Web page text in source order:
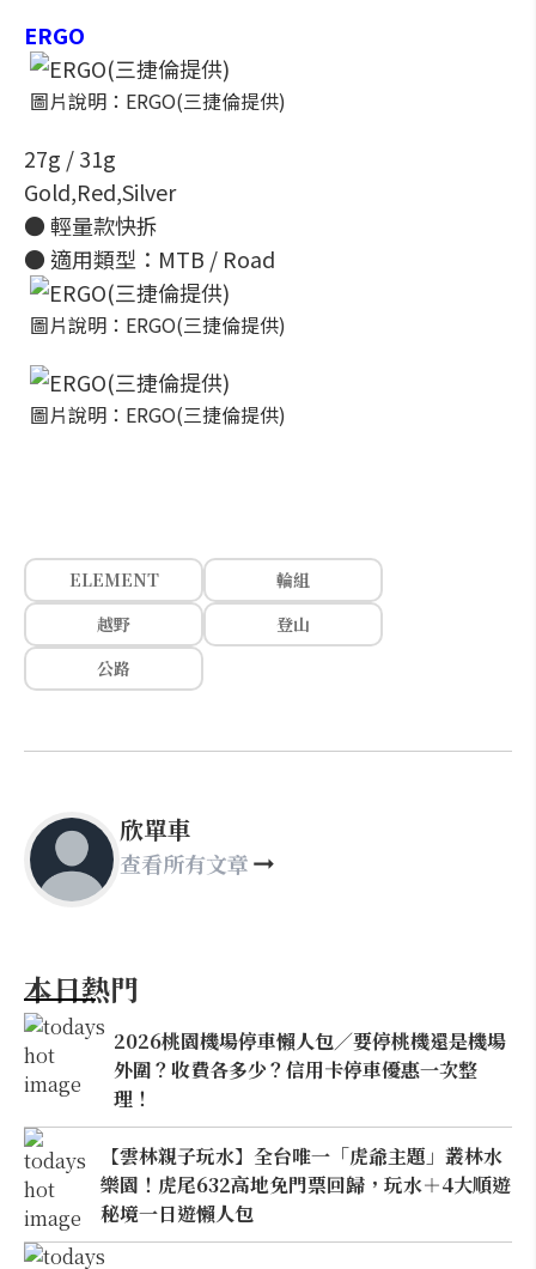
ERGO
圖片說明：ERGO(三捷倫提供)
27g / 31g
Gold,Red,Silver
● 輕量款快拆
● 適用類型：MTB / Road
圖片說明：ERGO(三捷倫提供)
圖片說明：ERGO(三捷倫提供)
ELEMENT
輪組
越野
登山
公路
欣單車
查看所有文章
本日熱門
2026桃園機場停車懶人包／要停桃機還是機場
外圍？收費各多少？信用卡停車優惠一次整
理！
【雲林親子玩水】全台唯一「虎爺主題」叢林水
樂園！虎尾632高地免門票回歸，玩水＋4大順遊
秘境一日遊懶人包